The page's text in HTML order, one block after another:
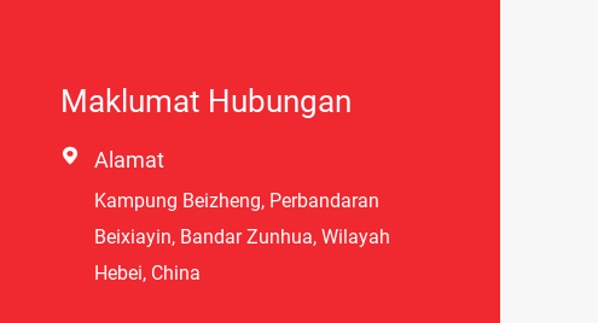
Maklumat Hubungan
 Alamat
Kampung Beizheng, Perbandaran
Beixiayin, Bandar Zunhua, Wilayah
Hebei, China